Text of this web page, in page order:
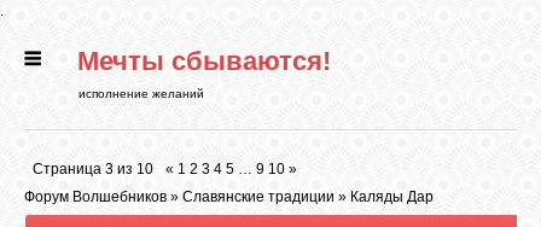
.
ГЛАВНАЯ
РИТУАЛЫ
Мечты сбываются!
исполнение желаний
Страница 3 из 10 « 1 2 3 4 5 … 9 10 »
Форум Волшебников » Славянские традиции » Каляды Дар